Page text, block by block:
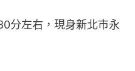
分左右，現身新北市永